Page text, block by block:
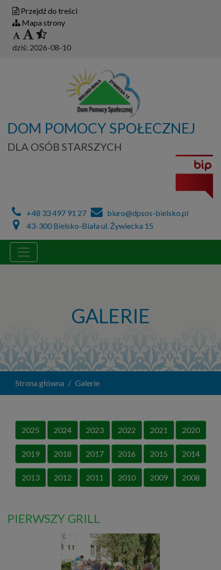
Przejdź do treści
Mapa strony
dziś: 2026-08-10
DOM POMOCY SPOŁECZNEJ
DLA OSÓB STARSZYCH
+48 33 497 91 27
biuro@dpsos-bielsko.pl
43-300 Bielsko-Biała ul. Żywiecka 15
GALERIE
Strona główna Galerie
2025 2024 2023 2022 2021 2020
2019 2018 2017 2016 2015 2014
2013 2012 2011 2010 2009 2008
PIERWSZY GRILL